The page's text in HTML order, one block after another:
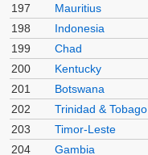
197
Mauritius
198
Indonesia
199
Chad
200
Kentucky
201
Botswana
202
Trinidad & Tobago
203
Timor-Leste
204
Gambia